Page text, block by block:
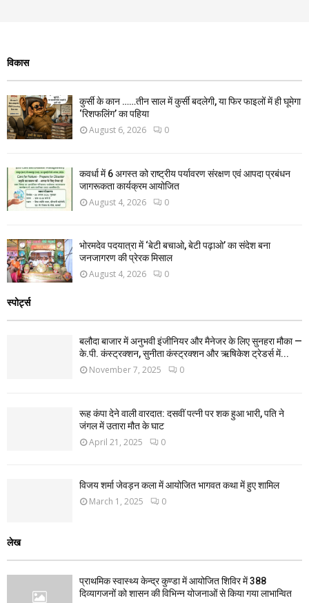
विकास
कुर्सी के कान ……तीन साल में कुर्सी बदलेगी, या फिर फाइलों में ही घूमेगा
‘रिशफलिंग’ का पहिया
August 6, 2026 0
कवर्धा में 6 अगस्त को राष्ट्रीय पर्यावरण संरक्षण एवं आपदा प्रबंधन
जागरूकता कार्यक्रम आयोजित
August 4, 2026 0
भोरमदेव पदयात्रा में ‘बेटी बचाओ, बेटी पढ़ाओ’ का संदेश बना
जनजागरण की प्रेरक मिसाल
August 4, 2026 0
स्पोर्ट्स
बलौदा बाजार में अनुभवी इंजीनियर और मैनेजर के लिए सुनहरा मौका —
के.पी. कंस्ट्रक्शन, सुनीता कंस्ट्रक्शन और ऋषिकेश ट्रेडर्स में...
November 7, 2025 0
रूह कंपा देने वाली वारदात: दसवीं पत्नी पर शक हुआ भारी, पति ने
जंगल में उतारा मौत के घाट
April 21, 2025 0
विजय शर्मा जेवड़न कला में आयोजित भागवत कथा में हुए शामिल
March 1, 2025 0
लेख
प्राथमिक स्वास्थ्य केन्द्र कुण्डा में आयोजित शिविर में 388
दिव्यागजनों को शासन की विभिन्न योजनाओं से किया गया लाभान्वित